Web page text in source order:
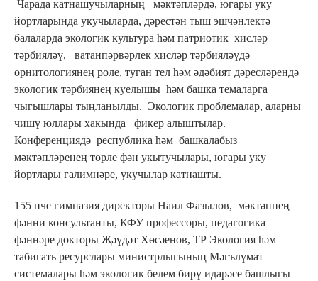
Чарада катнашучыларның мәктәпләрдә, югары уку
йортларында укучыларда, дәрестән тыш эшчәнлектә
балаларда экологик культура һәм патриотик хисләр
тәрбияләү, ватанпәрвәрлек хисләр тәрбияләүдә
орнитологиянең роле, туган тел һәм әдәбият дәресләрендә
экологик тәрбиянең куелышы һәм башка темаларга
чыгышлары тыңланылды. Экологик проблемалар, аларны
чишү юллары хакында фикер алыштылар.
Конференциядә республика һәм башкалабыз
мәктәпләренең төрле фән укытучылары, югары уку
йортлары галимнәре, укучылар катнашты.
155 нче гимназия директоры Наил Фазылов, мәктәпнең
фәнни консультанты, КФУ профессоры, педагогика
фәннәре докторы Җәүдәт Хөсәенов, ТР Экология һәм
табигать ресурслары министрлыгының Мәгълүмат
системалары һәм экологик белем бирү идарәсе башлыгы